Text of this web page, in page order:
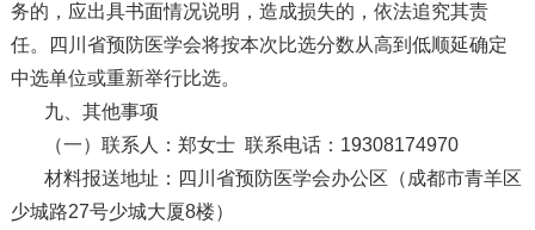
务的，应出具书面情况说明，造成损失的，依法追究其责
任。四川省预防医学会将按本次比选分数从高到低顺延确定
中选单位或重新举行比选。
九、其他事项
（一）联系人：郑女士 联系电话：19308174970
材料报送地址：四川省预防医学会办公区（成都市青羊区
少城路27号少城大厦8楼）